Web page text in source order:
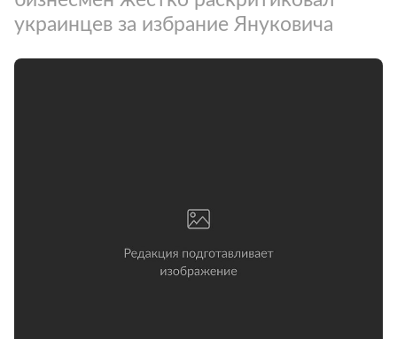
украинцев за избрание Януковича